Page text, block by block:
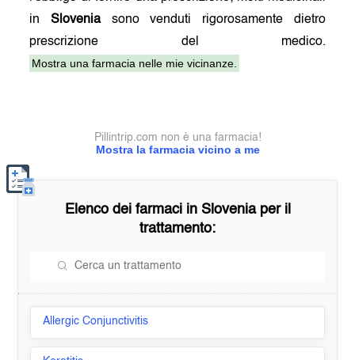
inSloveniasono venduti rigorosamente dietro
prescrizione del medico.
Mostra una farmacia nelle mie vicinanze.
Mostra la farmacia vicino a me
Pillintrip.com non è una farmacia!
Elenco dei farmaci in Sloveniaper il
trattamento:
Allergic Conjunctivitis